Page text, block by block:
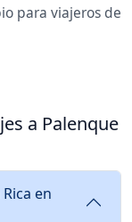
para viajeros de
a Palenque
en